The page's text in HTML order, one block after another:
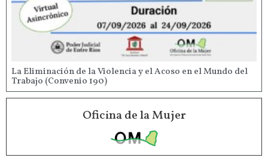
La Eliminación de la Violencia y el Acoso en el Mundo del
Trabajo (Convenio 190)
Oficina de la Mujer